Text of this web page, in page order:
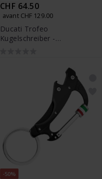
CHF 64.50
avant CHF 129.00
Ducati Trofeo
Kugelschreiber -
-50%